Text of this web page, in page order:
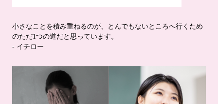
小さなことを積み重ねるのが、とんでもないところへ行くため
のただ1つの道だと思っています。
- イチロー